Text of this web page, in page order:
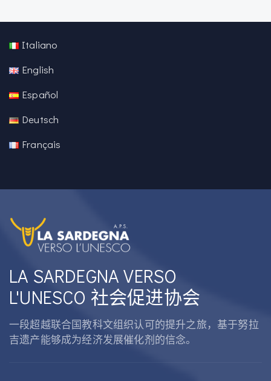
Italiano
English
Español
Deutsch
Français
LA SARDEGNA VERSO
L'UNESCO 社会促进协会
一段超越联合国教科文组织认可的提升之旅，基于努拉
吉遗产能够成为经济发展催化剂的信念。